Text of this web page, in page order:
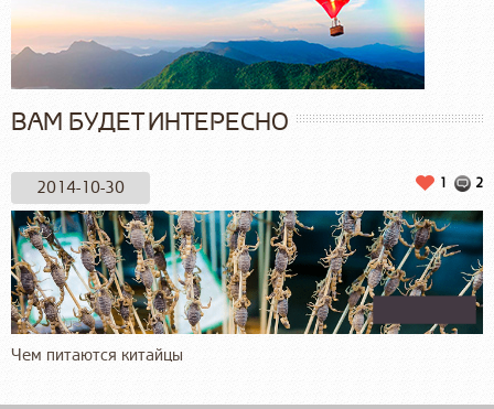
ВАМ БУДЕТ ИНТЕРЕСНО
2014-10-30 2
1
Чем питаются китайцы